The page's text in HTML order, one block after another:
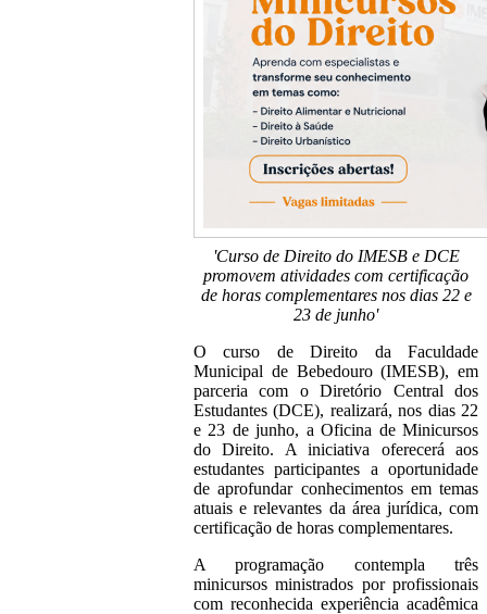
'Curso de Direito do IMESB e DCE
promovem atividades com certificação
de horas complementares nos dias 22 e
23 de junho'
O curso de Direito da Faculdade
Municipal de Bebedouro (IMESB), em
parceria com o Diretório Central dos
Estudantes (DCE), realizará, nos dias 22
e 23 de junho, a Oficina de Minicursos
do Direito. A iniciativa oferecerá aos
estudantes participantes a oportunidade
de aprofundar conhecimentos em temas
atuais e relevantes da área jurídica, com
certificação de horas complementares.
A programação contempla três
minicursos ministrados por profissionais
com reconhecida experiência acadêmica